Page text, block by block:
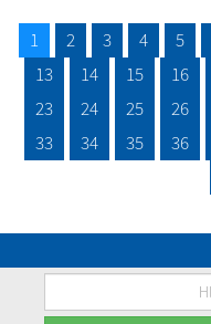
1 2 3 4 5
13
14 15 16
23
24 25 26
33
34 35 36